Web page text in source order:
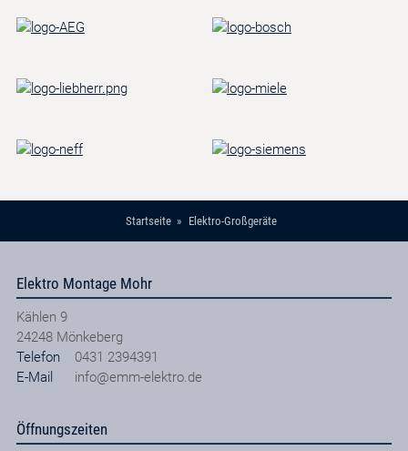
Startseite Elektro-Großgeräte
Elektro Montage Mohr
Kählen 9
24248 Mönkeberg
Telefon
0431 2394391
E-Mail
info@emm-elektro.de
Öffnungszeiten